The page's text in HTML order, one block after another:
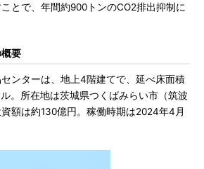
とで、年間約900トンのCO2排出抑制に
要
ンターは、地上4階建てで、延べ床面積
。所在地は茨城県つくばみらい市（筑波
額は約130億円。稼働時期は2024年4月